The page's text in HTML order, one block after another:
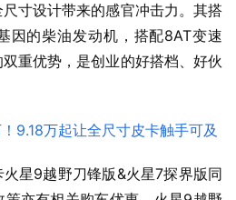
寸设计带来的感官冲击力。其搭
因的柴油发动机，搭配8AT变速
重优势，是创业的好搭档、好伙
星9越野刀锋版&火星7探界版同